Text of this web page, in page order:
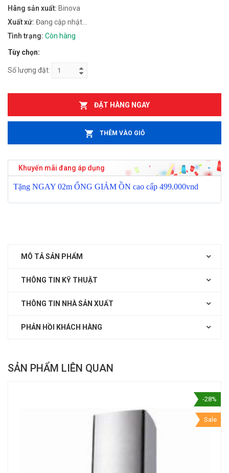
Hãng sản xuất: Binova
Xuất xứ: Đang cập nhật...
Tình trạng: Còn hàng
Tùy chọn:
Số lượng đặt:
ĐẶT HÀNG NGAY
THÊM VÀO GIỎ
Khuyến mãi đang áp dụng
Tặng NGAY 02m ỐNG GIẢM ỒN cao cấp 499.000vnd
MÔ TẢ SẢN PHẨM
THÔNG TIN KỸ THUẬT
THÔNG TIN NHÀ SẢN XUẤT
PHẢN HỒI KHÁCH HÀNG
SẢN PHẨM LIÊN QUAN
-28%
Sale